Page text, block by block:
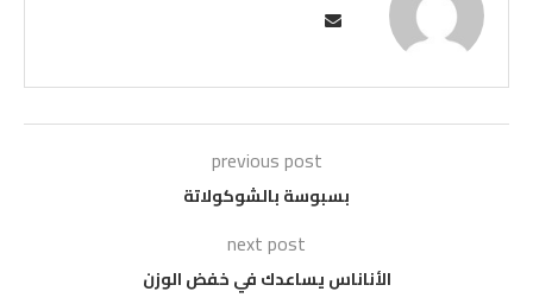
previous post
بسبوسة بالشوكولاتة
next post
الأناناس يساعدك في خفض الوزن